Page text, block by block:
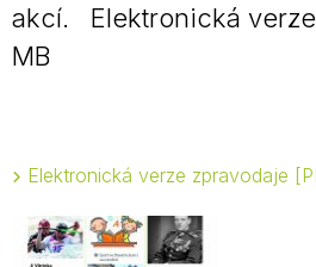
akcí. Elektronická
MB
Elektronická verze zpravodaje